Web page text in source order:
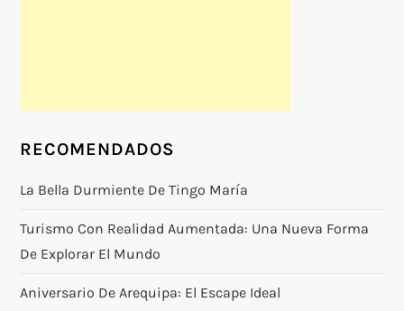
RECOMENDADOS
La Bella Durmiente De Tingo María
Turismo Con Realidad Aumentada: Una Nueva Forma
De Explorar El Mundo
Aniversario De Arequipa: El Escape Ideal